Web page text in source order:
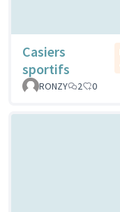
Casiers
sportifs
RONZY
2 0